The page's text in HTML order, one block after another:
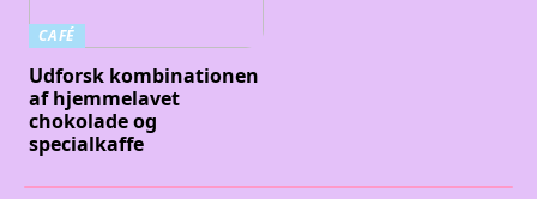
CAFÉ
Udforsk kombinationen
af hjemmelavet
chokolade og
specialkaffe